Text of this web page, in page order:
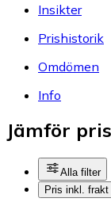
Insikter
Prishistorik
Omdömen
Info
Jämför
Alla filter
Pris inkl. frakt